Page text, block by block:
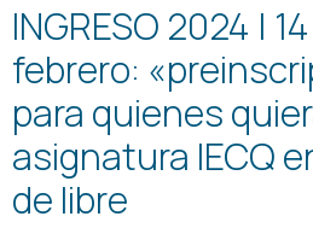
INGRESO 2024 |
febrero:
para quienes
asignatura IECQ
de libre